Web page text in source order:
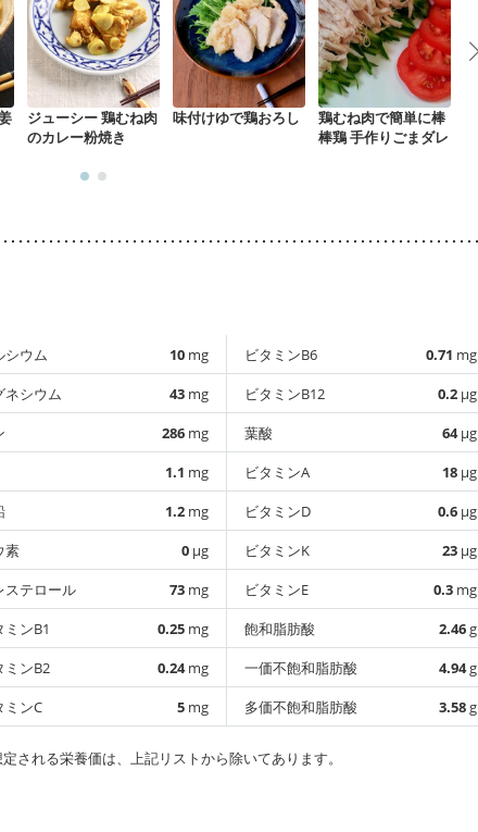
ジューシー 鶏むね肉
のカレー粉焼き
味付けゆで鶏おろし
鶏むね肉で簡単に棒
棒鶏 手作りごまダレ
シウム 10 mg
ネシウム
43 mg
286 mg
1.1 mg
1.2 mg
素
0 µg
ステロール
73 mg
ミンB1
0.25 mg
ミンB2
0.24mg
ミンC
5 mg
ビタミンB6 0.71 mg
ビタミンB12
0.2 µg
葉酸
64µg
ビタミンA
18 µg
ビタミンD
0.6 µg
ビタミンK
23 µg
ビタミンE
0.3 mg
飽和脂肪酸
2.46g
一価不飽和脂肪酸
4.94g
多価不飽和脂肪酸
3.58g
される栄養価は、上記リストから除いてあります。